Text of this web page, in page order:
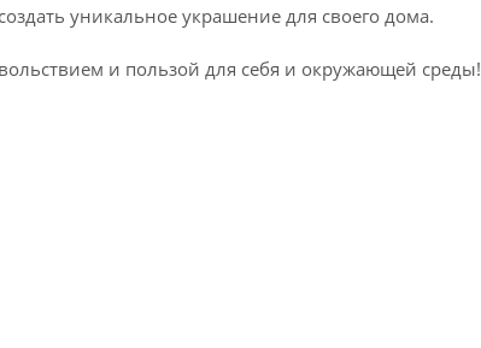
уникальное украшение для своего дома.
и пользой для себя и окружающей среды!